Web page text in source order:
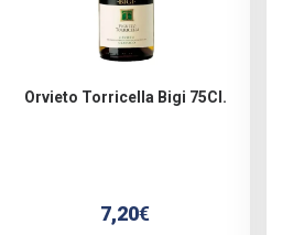
Orvieto Torricella Bigi 75Cl.
7,20€